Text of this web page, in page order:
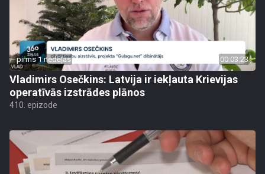
pirms 1 nedēļas 00:03:23
Vladimirs Osečkins: Latvija ir iekļauta Krievijas
operatīvās izstrādes plānos
410. epizode